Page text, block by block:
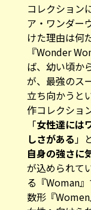
コレクション
ア・ワンダー
けた理由は何
『Wonder
ば、幼い頃か
が、最強のス
立ち向かうと
作コレクショ
「女性達には
しさがある」
自身の強さに
が込められて
る『Woman
数形『